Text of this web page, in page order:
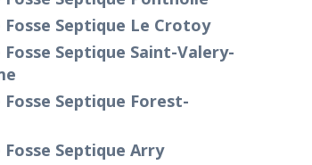
Fosse Septique Le Crotoy
Fosse Septique Saint-Valery-
Fosse Septique Forest-
Fosse Septique Arry